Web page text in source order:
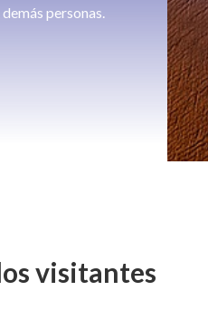
personas.
visitantes